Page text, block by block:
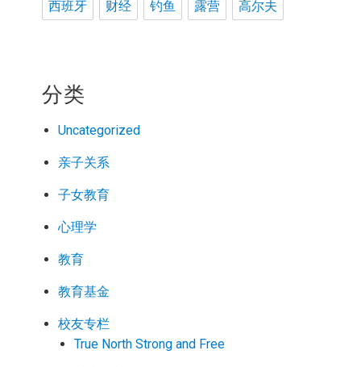
西班牙 财经 钓鱼 露营 高尔夫
分类
Uncategorized
亲子关系
子女教育
心理学
教育
教育基金
校友专栏
True North Strong and Free